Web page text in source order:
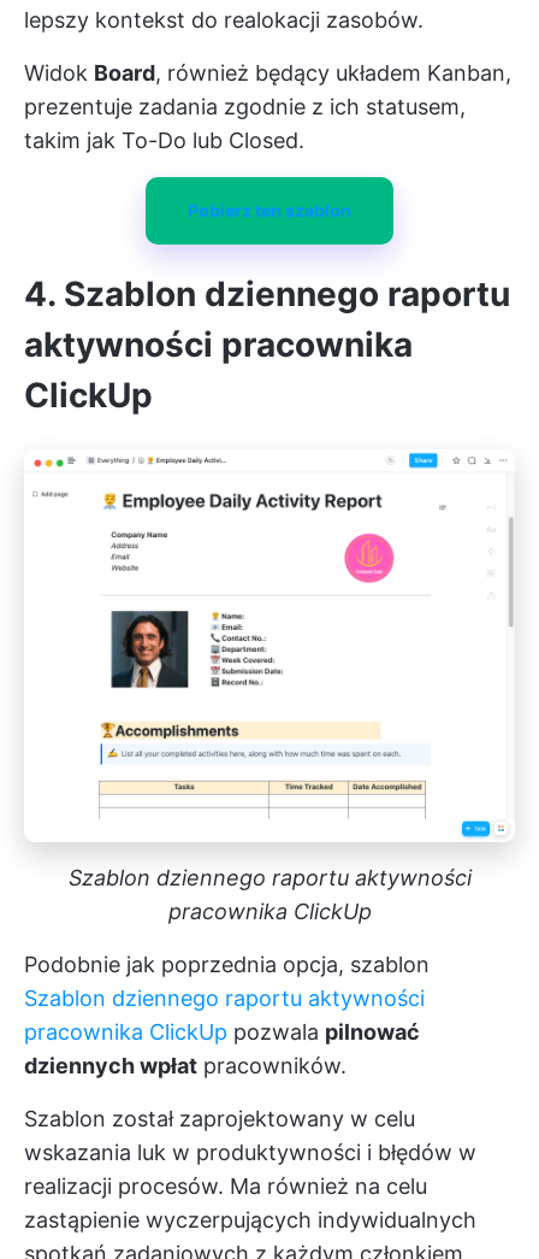
lepszy kontekst do realokacji zasobów.
Widok Board, również będący układem Kanban,
prezentuje zadania zgodnie z ich statusem,
takim jak To-Do lub Closed.
Pobierz ten szablon
4. Szablon dziennego raportu
aktywności pracownika
ClickUp
Szablon dziennego raportu aktywności
pracownika ClickUp
Podobnie jak poprzednia opcja, szablon
Szablon dziennego raportu aktywności
pracownika ClickUp pozwala pilnować
dziennych wpłat pracowników.
Szablon został zaprojektowany w celu
wskazania luk w produktywności i błędów w
realizacji procesów. Ma również na celu
zastąpienie wyczerpujących indywidualnych
spotkań zadaniowych z każdym członkiem